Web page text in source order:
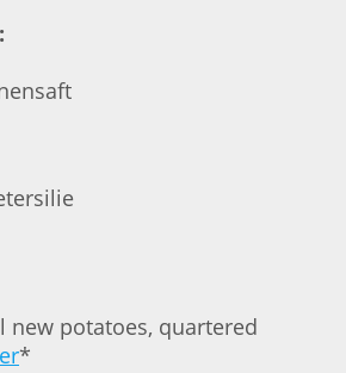
new potatoes, quartered
*